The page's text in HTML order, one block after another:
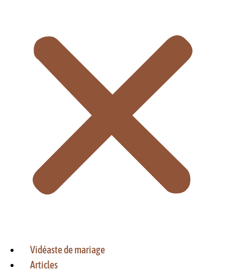
Vidéaste de mariage
Articles